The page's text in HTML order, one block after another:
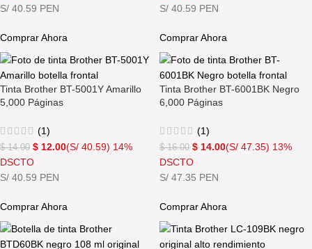
S/ 40.59 PEN
Comprar Ahora
S/ 40.59 PEN
Comprar Ahora
Tinta Brother BT-5001Y Amarillo
5,000 Páginas
(1)
$14.00 $ 12.00(S/ 40.59) 14%
DSCTO
S/ 40.59 PEN
Comprar Ahora
Tinta Brother BT-6001BK Negro
6,000 Páginas
(1)
$16.00 $ 14.00(S/ 47.35) 13%
DSCTO
S/ 47.35 PEN
Comprar Ahora